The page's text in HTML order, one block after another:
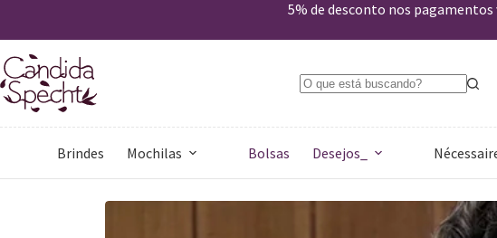
Apenas 1 em estoque
5% de desconto nos
Brindes Mochilas Bolsas Desejos_